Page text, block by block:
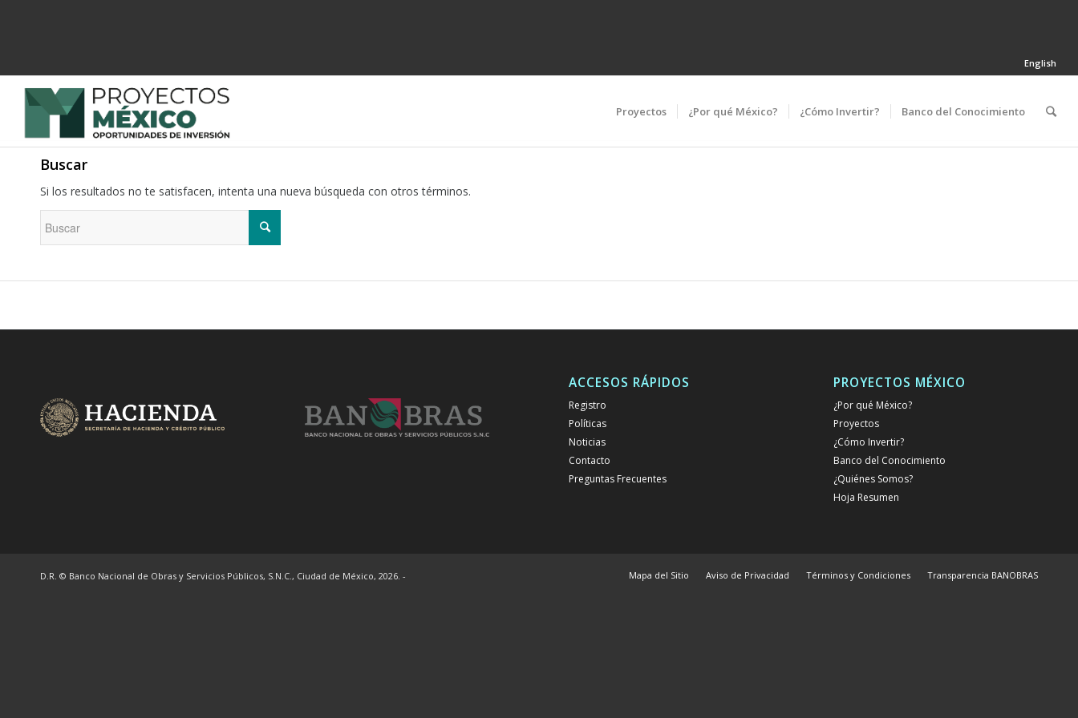
English
Proyectos ¿Por qué México? ¿Cómo Invertir? Banco del Conocimiento
Buscar
Si los resultados no te satisfacen, intenta una nueva búsqueda con otros términos.
ACCESOS RÁPIDOS
Registro
Políticas
Noticias
Contacto
Preguntas Frecuentes
PROYECTOS MÉXICO
¿Por qué México?
Proyectos
¿Cómo Invertir?
Banco del Conocimiento
¿Quiénes Somos?
Hoja Resumen
D.R. © Banco Nacional de Obras y Servicios Públicos, S.N.C., Ciudad de México, 2026. - Mapa del Sitio Aviso de Privacidad Términos y Condiciones Transparencia BANOBRAS